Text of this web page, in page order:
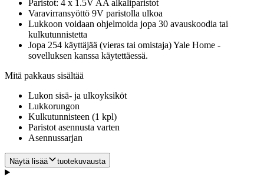
Paristot: 4 x 1.5V AA alkaliparistot
Varavirransyöttö 9V paristolla ulkoa
Lukkoon voidaan ohjelmoida jopa 30 avauskoodia tai
kulkutunnistetta
Jopa 254 käyttäjää (vieras tai omistaja) Yale Home -
sovelluksen kanssa käytettäessä.
Mitä pakkaus sisältää
Lukon sisä- ja ulkoyksiköt
Lukkorungon
Kulkutunnisteen (1 kpl)
Paristot asennusta varten
Asennussarjan
Näytä lisää tuotekuvausta